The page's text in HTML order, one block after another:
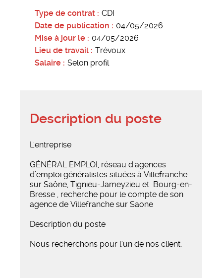
Type de contrat
CDI
Date de publication
04/05/2026
Mise à jour le
04/05/2026
Lieu de travail
Trévoux
Salaire
Selon profil
Description du poste
L'entreprise
GÉNÉRAL EMPLOI, réseau d'agences
d’emploi généralistes situées à Villefranche
sur Saône, Tignieu-Jameyzieu et Bourg-en-
Bresse , recherche pour le compte de son
agence de Villefranche sur Saone
Description du poste
Nous recherchons pour l'un de nos client,